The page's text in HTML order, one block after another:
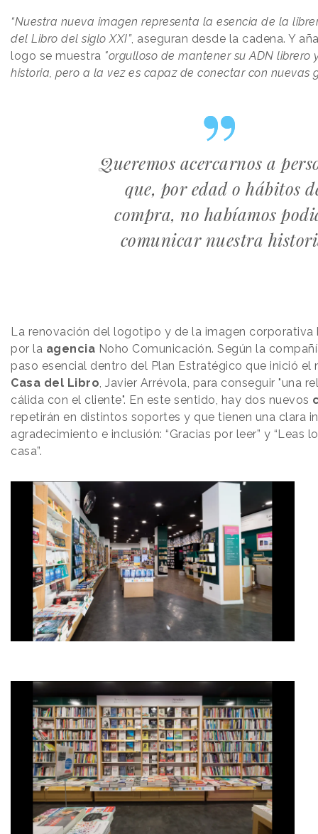
“Nuestra nueva imagen representa la esencia de la
del Libro del siglo XXI”, aseguran desde la cadena. Y
logo se muestra "orgulloso de mantener su ADN librero
historia, pero a la vez es capaz de conectar con nuevas
Queremos acercarnos a
que, por edad o hábitos
compra, no habíamos
comunicar nuestra
La renovación del logotipo y de la imagen corporativa
por la agencia Noho Comunicación. Según la
paso esencial dentro del Plan Estratégico que inició el
Casa del Libro, Javier Arrévola, para conseguir "una
cálida con el cliente". En este sentido, hay dos nuevos
repetirán en distintos soportes y que tienen una clara
agradecimiento e inclusión: “Gracias por leer” y “Leas
casa”.